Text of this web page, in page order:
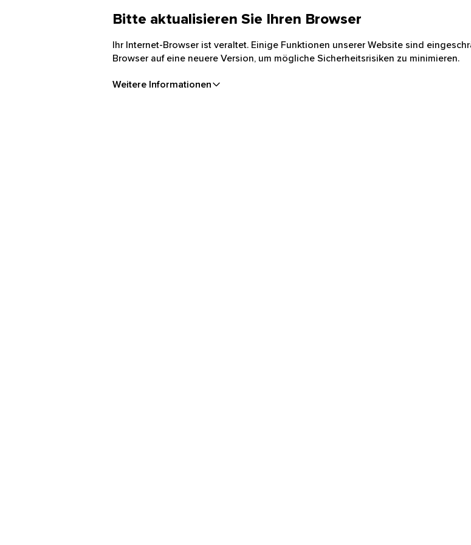
Bitte aktualisieren Sie Ihren Browser
Ihr Internet-Browser ist veraltet. Einige Funktionen unserer Website sind
Browser auf eine neuere Version, um mögliche Sicherheitsrisiken zu minimieren.
Weitere Informationen